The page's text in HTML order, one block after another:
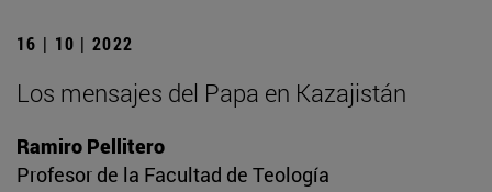
16 | 10 | 2022
Los mensajes del Papa en Kazajistán
Ramiro Pellitero
Profesor de la Facultad de Teología